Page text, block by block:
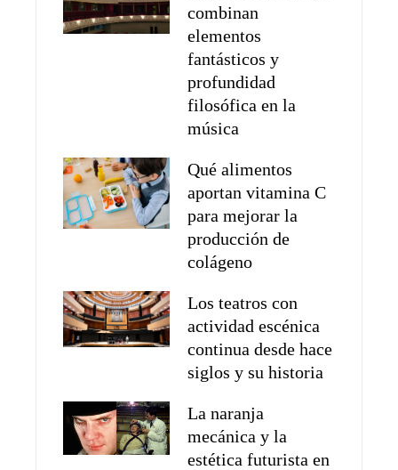
combinan
elementos
fantásticos y
profundidad
filosófica en la
música
Qué alimentos
aportan vitamina C
para mejorar la
producción de
colágeno
Los teatros con
actividad escénica
continua desde hace
siglos y su historia
La naranja
mecánica y la
estética futurista en